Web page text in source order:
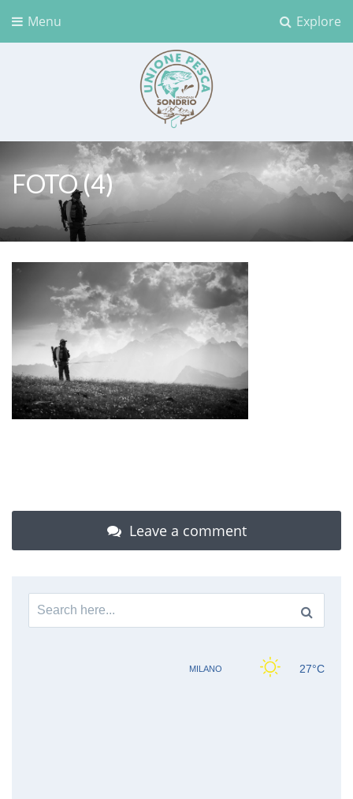
Explore
Menu
Unione Pesca Sondrio
FOTO (4)
Leave a comment
Search
for: